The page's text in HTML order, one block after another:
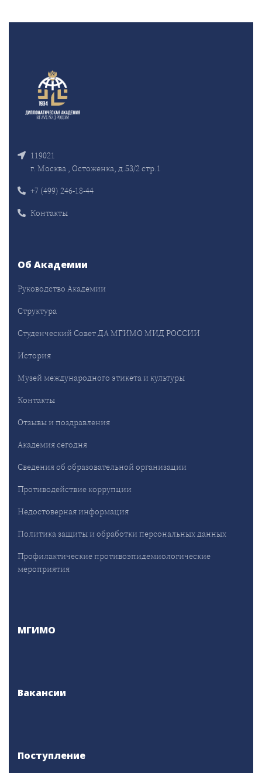
119021
г. Москва , Остоженка, д.53/2 стр.1
+7 (499) 246-18-44
Контакты
Об Академии
Руководство Академии
Структура
Студенческий Совет ДА МГИМО МИД РОССИИ
История
Музей международного этикета и культуры
Контакты
Отзывы и поздравления
Академия сегодня
Сведения об образовательной организации
Противодействие коррупции
Недостоверная информация
Политика защиты и обработки персональных данных
Профилактические противоэпидемиологические
мероприятия
МГИМО
Вакансии
Поступление